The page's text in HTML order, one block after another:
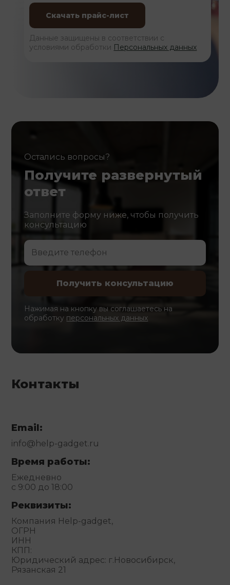
Данные защищены в соответствии с
условиями обработки Персональных данных
Остались вопросы?
Получите развернутый
ответ
Заполните форму ниже, чтобы получить
консультацию
Нажимая на кнопку вы соглашаетесь на
обработку персональных данных
Контакты
Email:
info@help-gadget.ru
Время работы:
Ежедневно
с 9:00 до 18:00
Реквизиты:
Компания Help-gadget,
ОГРН
ИНН
КПП:
Юридический адрес: г.Новосибирск,
Рязанская 21